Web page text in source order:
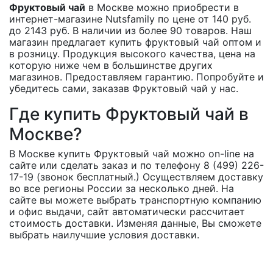
Фруктовый чай в Москве можно приобрести в
интернет-магазине Nutsfamily по цене от 140 руб.
до 2143 руб. В наличии из более 90 товаров. Наш
магазин предлагает купить фруктовый чай оптом и
в розницу. Продукция высокого качества, цена на
которую ниже чем в большинстве других
магазинов. Предоставляем гарантию. Попробуйте и
убедитесь сами, заказав Фруктовый чай у нас.
Где купить Фруктовый чай в
Москве?
В Москве купить Фруктовый чай можно on-line на
сайте или сделать заказ и по телефону 8 (499) 226-
17-19 (звонок бесплатный.) Осуществляем доставку
во все регионы России за несколько дней. На
сайте вы можете выбрать транспортную компанию
и офис выдачи, сайт автоматически рассчитает
стоимость доставки. Изменяя данные, Вы сможете
выбрать наилучшие условия доставки.